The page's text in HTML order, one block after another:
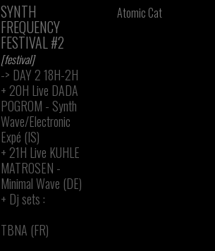
SYNTH
FREQUENCY
FESTIVAL #2
[festival]
-> DAY 2 18H-2H
+ 20H Live DADA
POGROM - Synth
Wave/Electronic
Expé (IS)
+ 21H Live KUHLE
MATROSEN -
Minimal Wave (DE)
+ Dj sets :
TBNA (FR)
Atomic Cat